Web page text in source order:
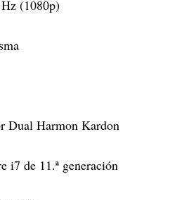
(1080p)
Dual Harmon Kardon
i7 de 11.ª generación